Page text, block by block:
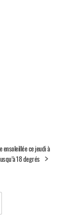
ensoleillée ce jeudi à
18 degrés